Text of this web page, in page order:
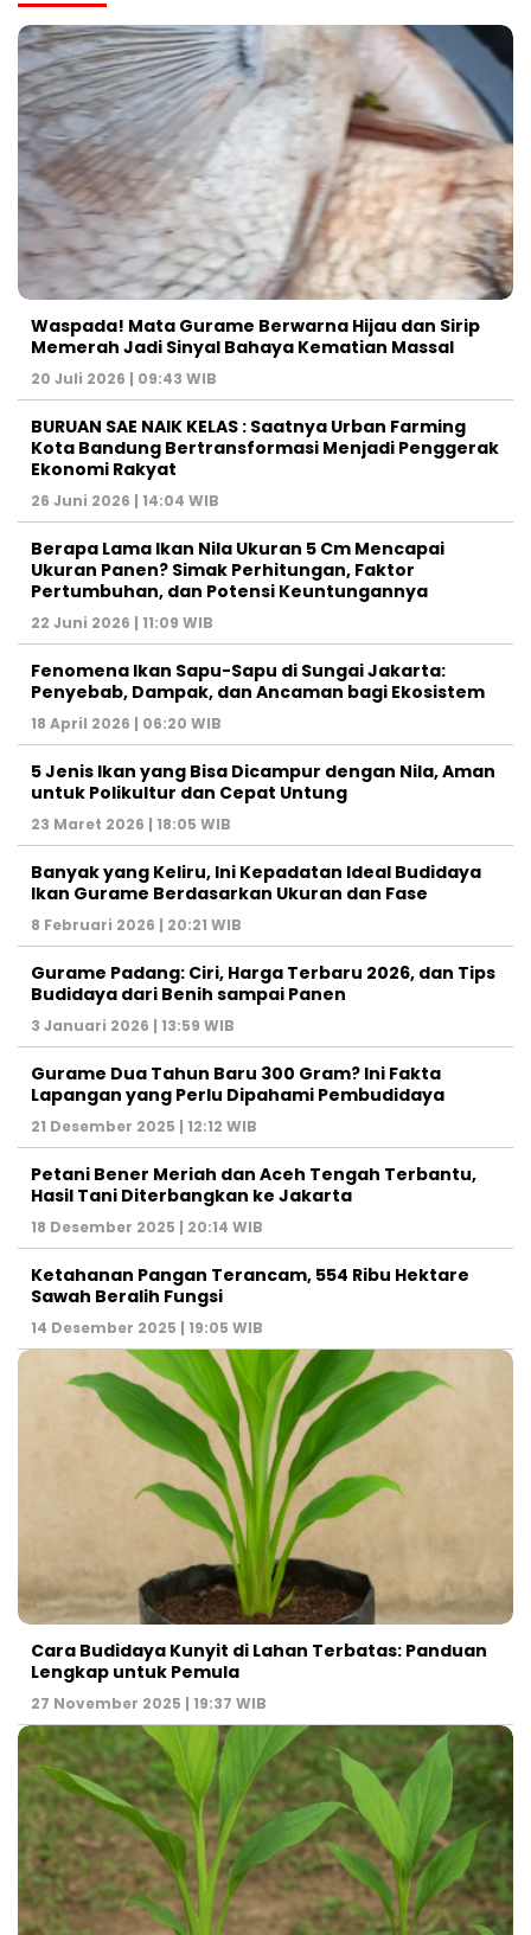
Waspada! Mata Gurame Berwarna Hijau dan Sirip
Memerah Jadi Sinyal Bahaya Kematian Massal
20 Juli 2026 | 09:43 WIB
BURUAN SAE NAIK KELAS : Saatnya Urban Farming
Kota Bandung Bertransformasi Menjadi Penggerak
Ekonomi Rakyat
26 Juni 2026 | 14:04 WIB
Berapa Lama Ikan Nila Ukuran 5 Cm Mencapai
Ukuran Panen? Simak Perhitungan, Faktor
Pertumbuhan, dan Potensi Keuntungannya
22 Juni 2026 | 11:09 WIB
Fenomena Ikan Sapu-Sapu di Sungai Jakarta:
Penyebab, Dampak, dan Ancaman bagi Ekosistem
18 April 2026 | 06:20 WIB
5 Jenis Ikan yang Bisa Dicampur dengan Nila, Aman
untuk Polikultur dan Cepat Untung
23 Maret 2026 | 18:05 WIB
Banyak yang Keliru, Ini Kepadatan Ideal Budidaya
Ikan Gurame Berdasarkan Ukuran dan Fase
8 Februari 2026 | 20:21 WIB
Gurame Padang: Ciri, Harga Terbaru 2026, dan Tips
Budidaya dari Benih sampai Panen
3 Januari 2026 | 13:59 WIB
Gurame Dua Tahun Baru 300 Gram? Ini Fakta
Lapangan yang Perlu Dipahami Pembudidaya
21 Desember 2025 | 12:12 WIB
Petani Bener Meriah dan Aceh Tengah Terbantu,
Hasil Tani Diterbangkan ke Jakarta
18 Desember 2025 | 20:14 WIB
Ketahanan Pangan Terancam, 554 Ribu Hektare
Sawah Beralih Fungsi
14 Desember 2025 | 19:05 WIB
Cara Budidaya Kunyit di Lahan Terbatas: Panduan
Lengkap untuk Pemula
27 November 2025 | 19:37 WIB